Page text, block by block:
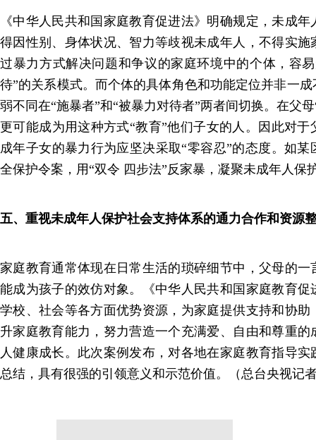
《中华人民共和国家庭教育促进法》明确规定，未成
得因性别、身体状况、智力等歧视未成年人，不得实
过暴力方式解决问题和争议的家庭环境中的个体，容
待”的关系模式。而个体的具体角色和功能定位并非一
弱不同在“施暴者”和“被暴力对待者”两者间切换。在父
更可能成为用这种方式“教育”他们子女的人。因此对
成年子女的暴力行为应坚决采取“零容忍”的态度。如
全保护令案，用“双令 四步法”反家暴，凝聚未成年人保
五、重视未成年人保护社会支持体系的通力合作和资源
家庭教育通常体现在日常生活的琐碎细节中，父母的
能成为孩子的效仿对象。《中华人民共和国家庭教育
学校、社会等各方面优势资源，为家庭提供支持和协
升家庭教育能力，努力营造一个充满爱、自由和尊重
人健康成长。此次案例发布，对各地在家庭教育指导
总结，具有很强的引领意义和示范价值。（总台央视记